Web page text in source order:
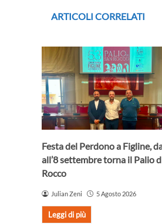
ARTICOLI CORRELATI
Festa del Perdono a Figline,
all’8 settembre torna il Palio
Rocco
Julian Zeni 5 Agosto 2026
Leggi di più